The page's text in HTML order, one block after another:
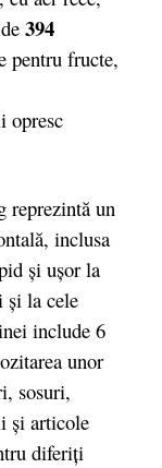
394
pentru fructe,
opresc
un
inclusa
şi uşor la
şi la cele
include 6
unor
sosuri,
şi articole
diferiţi